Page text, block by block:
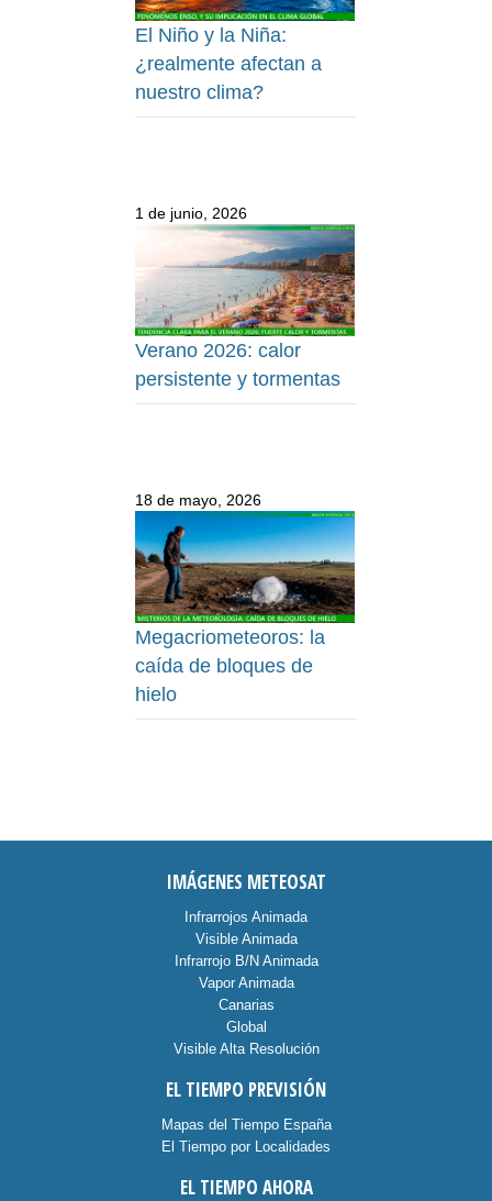
El Niño y la Niña:
¿realmente afectan a
nuestro clima?
1 de junio, 2026
Verano 2026: calor
persistente y tormentas
18 de mayo, 2026
Megacriometeoros: la
caída de bloques de
hielo
IMÁGENES METEOSAT
Infrarrojos Animada
Visible Animada
Infrarrojo B/N Animada
Vapor Animada
Canarias
Global
Visible Alta Resolución
EL TIEMPO PREVISIÓN
Mapas del Tiempo España
El Tiempo por Localidades
EL TIEMPO AHORA